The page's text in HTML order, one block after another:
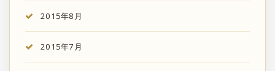
2015年8月
2015年7月